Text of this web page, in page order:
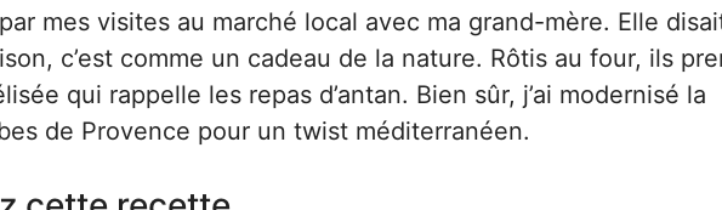
mes visites au marché local avec ma grand-mère. Elle
c’est comme un cadeau de la nature. Rôtis au four, ils
qui rappelle les repas d’antan. Bien sûr, j’ai modernisé la
de Provence pour un twist méditerranéen.